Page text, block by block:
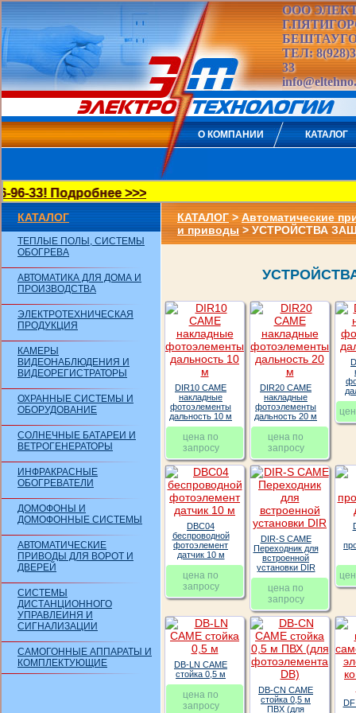
ООО
ТЕЛ:
33
О КОМПАНИИ КАТАЛОГ
33! Подробнее >>>
КАТАЛОГ
ТЕПЛЫЕ ПОЛЫ, СИСТЕМЫ
ОБОГРЕВА
АВТОМАТИКА ДЛЯ ДОМА И
ПРОИЗВОДСТВА
ЭЛЕКТРОТЕХНИЧЕСКАЯ
ПРОДУКЦИЯ
КАМЕРЫ
ВИДЕОНАБЛЮДЕНИЯ И
ВИДЕОРЕГИСТРАТОРЫ
ОХРАННЫЕ СИСТЕМЫ И
ОБОРУДОВАНИЕ
СОЛНЕЧНЫЕ БАТАРЕИ И
ВЕТРОГЕНЕРАТОРЫ
ИНФРАКРАСНЫЕ
ОБОГРЕВАТЕЛИ
ДОМОФОНЫ И
ДОМОФОННЫЕ СИСТЕМЫ
АВТОМАТИЧЕСКИЕ
ПРИВОДЫ ДЛЯ ВОРОТ И
ДВЕРЕЙ
СИСТЕМЫ
ДИСТАНЦИОННОГО
УПРАВЛЕИНЯ И
СИГНАЛИЗАЦИИ
САМОГОННЫЕ АППАРАТЫ И
КОМПЛЕКТУЮЩИЕ
КАТАЛОГ>Автоматические
и приводы> УСТРОЙСТВА
DIR10 CAME
накладные
фотоэлементы
дальность 10 м
цена по
запросу
DIR20 CAME
накладные
фотоэлементы
дальность 20 м
цена по
запросу
DBC04
беспроводной
фотоэлемент
датчик 10 м
цена по
запросу
DIR-S CAME
Переходник для
встроенной
установки DIR
цена по
запросу
DB-LN CAME
стойка 0,5 м
цена по
запросу
DB-CN CAME
стойка 0,5 м
ПВХ (для